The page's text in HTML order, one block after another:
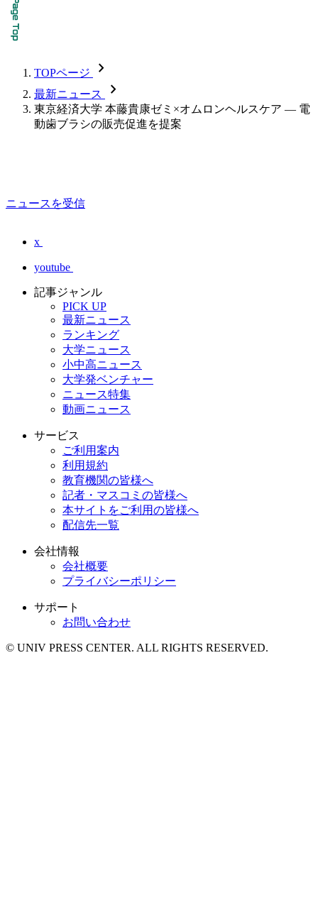
TOPページ chevron_forward
最新ニュース chevron_forward
東京経済大学 本藤貴康ゼミ×オムロンヘルスケア — 電
動歯ブラシの販売促進を提案
ニュースを受信
x
youtube
記事ジャンル
PICK UP
最新ニュース
ランキング
大学ニュース
小中高ニュース
大学発ベンチャー
ニュース特集
動画ニュース
サービス
ご利用案内
利用規約
教育機関の皆様へ
記者・マスコミの皆様へ
本サイトをご利用の皆様へ
配信先一覧
会社情報
会社概要
プライバシーポリシー
サポート
お問い合わせ
© UNIV PRESS CENTER. ALL RIGHTS RESERVED.